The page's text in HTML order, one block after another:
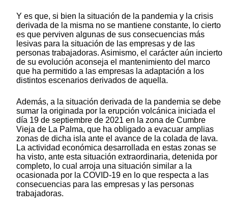
Y es que, si bien la situación de la pandemia y la crisis
derivada de la misma no se mantiene constante, lo cierto
es que perviven algunas de sus consecuencias más
lesivas para la situación de las empresas y de las
personas trabajadoras. Asimismo, el carácter aún incierto
de su evolución aconseja el mantenimiento del marco
que ha permitido a las empresas la adaptación a los
distintos escenarios derivados de aquella.
Además, a la situación derivada de la pandemia se debe
sumar la originada por la erupción volcánica iniciada el
día 19 de septiembre de 2021 en la zona de Cumbre
Vieja de La Palma, que ha obligado a evacuar amplias
zonas de dicha isla ante el avance de la colada de lava.
La actividad económica desarrollada en estas zonas se
ha visto, ante esta situación extraordinaria, detenida por
completo, lo cual arroja una situación similar a la
ocasionada por la COVID-19 en lo que respecta a las
consecuencias para las empresas y las personas
trabajadoras.